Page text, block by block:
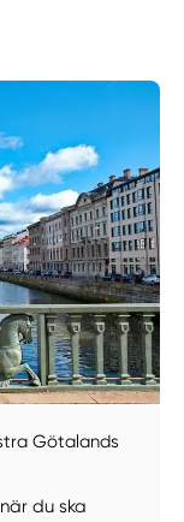
Götalands
du ska